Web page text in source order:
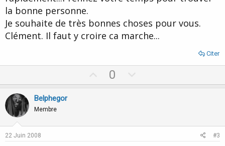
la bonne personne.
Je souhaite de très bonnes choses pour vous.
Clément. Il faut y croire ca marche...
Citer
p
t
0
o
v
Belphegor
Membre
22 Juin 2008 #3